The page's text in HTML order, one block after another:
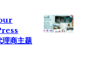
。
商主题